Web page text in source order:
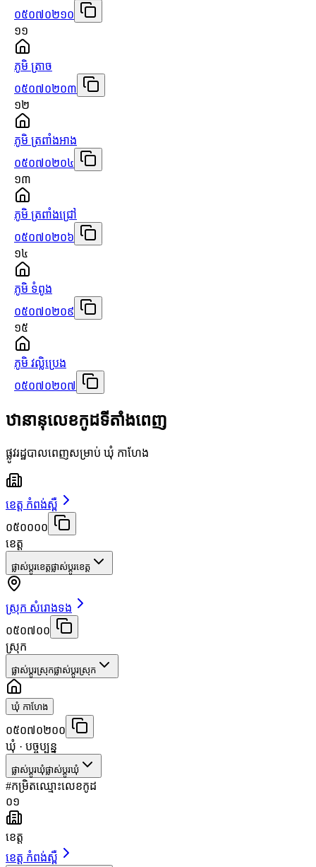
០៥០៧០២១០
១១
ភូមិ ត្រាច
០៥០៧០២០៣
១២
ភូមិ ត្រពាំងអាង
០៥០៧០២០៤
១៣
ភូមិ ត្រពាំងជ្រៅ
០៥០៧០២០៦
១៤
ភូមិ ទំពូង
០៥០៧០២០៩
១៥
ភូមិ វល្លិប្រេង
០៥០៧០២០៧
ឋានានុលេខកូដទីតាំងពេញ
ផ្លូវរដ្ឋបាលពេញសម្រាប់ ឃុំ កាហែង
ខេត្ត កំពង់ស្ពឺ
០៥០០០០
ខេត្ត
ផ្លាស់ប្តូរខេត្តផ្លាស់ប្តូរខេត្ត
ស្រុក សំរោងទង
០៥០៧០០
ស្រុក
ផ្លាស់ប្តូរស្រុកផ្លាស់ប្តូរស្រុក
ឃុំ កាហែង
០៥០៧០២០០
ឃុំ · បច្ចុប្បន្ន
ផ្លាស់ប្តូរឃុំផ្លាស់ប្តូរឃុំ
#កម្រិតឈ្មោះលេខកូដ
០១
ខេត្ត
ខេត្ត កំពង់ស្ពឺ